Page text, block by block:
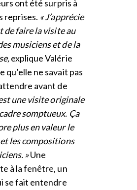
ont été surpris à
reprises. « J’apprécie
de faire la visite au
musiciens et de la
explique Valérie
qu’elle ne savait pas
avant de
une visite originale
somptueux. Ça
plus en valeur le
les compositions
»Une
à la fenêtre, un
se fait entendre